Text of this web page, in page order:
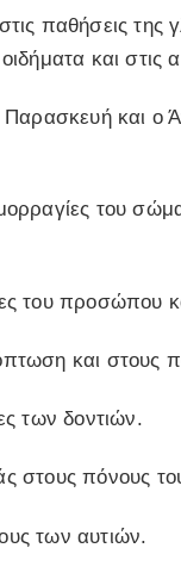
παθήσεις
και στις
και
του
του προσώπου
και στους
των δοντιών.
στους πόνους
των αυτιών.